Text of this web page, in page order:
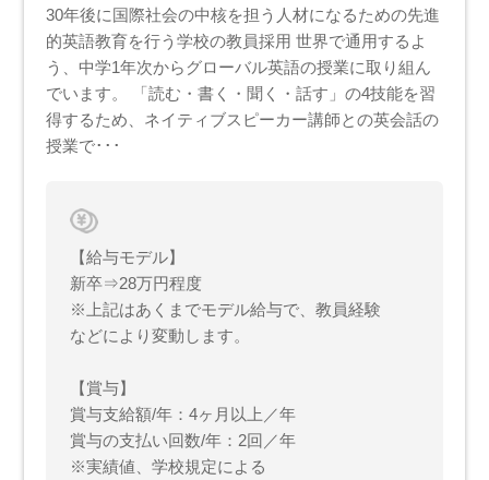
30年後に国際社会の中核を担う人材になるための先進
的英語教育を行う学校の教員採用 世界で通用するよ
う、中学1年次からグローバル英語の授業に取り組ん
でいます。 「読む・書く・聞く・話す」の4技能を習
得するため、ネイティブスピーカー講師との英会話の
授業で･･･
【給与モデル】
新卒⇒28万円程度
※上記はあくまでモデル給与で、教員経験
などにより変動します。
【賞与】
賞与支給額/年：4ヶ月以上／年
賞与の支払い回数/年：2回／年
※実績値、学校規定による